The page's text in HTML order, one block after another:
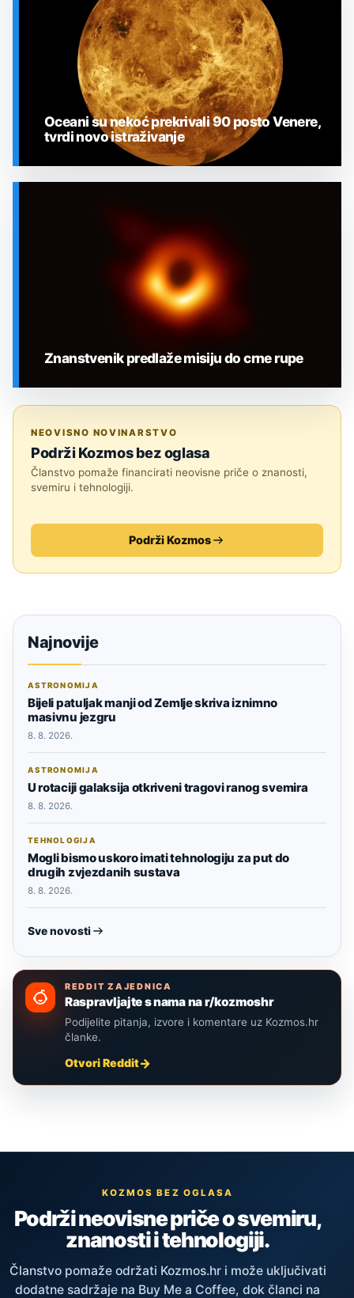
Oceani su nekoć prekrivali 90 posto Venere,
tvrdi novo istraživanje
Znanstvenik predlaže misiju do crne rupe
NEOVISNO NOVINARSTVO
Podrži Kozmos bez oglasa
Članstvo pomaže financirati neovisne priče o znanosti,
svemiru i tehnologiji.
Podrži Kozmos
Najnovije
ASTRONOMIJA
Bijeli patuljak manji od Zemlje skriva iznimno
masivnu jezgru
8. 8. 2026.
ASTRONOMIJA
U rotaciji galaksija otkriveni tragovi ranog svemira
8. 8. 2026.
TEHNOLOGIJA
Mogli bismo uskoro imati tehnologiju za put do
drugih zvjezdanih sustava
8. 8. 2026.
Sve novosti
REDDIT ZAJEDNICA
Raspravljajte s nama na r/kozmoshr
Podijelite pitanja, izvore i komentare uz Kozmos.hr
članke.
Otvori Reddit
KOZMOS BEZ OGLASA
Podrži neovisne priče o svemiru,
znanosti i tehnologiji.
Članstvo pomaže održati Kozmos.hr i može uključivati
dodatne sadržaje na Buy Me a Coffee, dok članci na